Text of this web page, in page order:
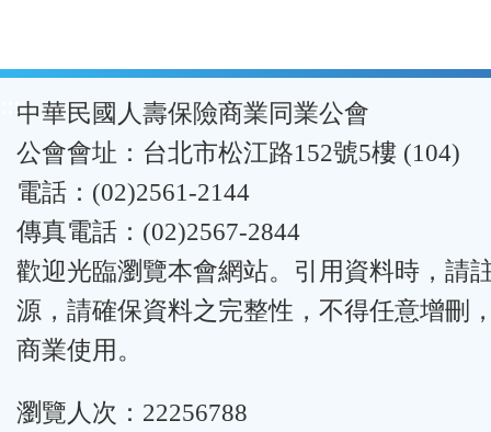
:::中華民國人壽保險商業同業公會
公會會址：台北市松江路152號5樓 (104)
電話：(02)2561-2144
傳真電話：(02)2567-2844
歡迎光臨瀏覽本會網站。引用資料時，請
源，請確保資料之完整性，不得任意增刪
商業使用。
瀏覽人次：22256788